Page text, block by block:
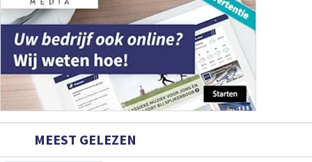
MEEST GELEZEN